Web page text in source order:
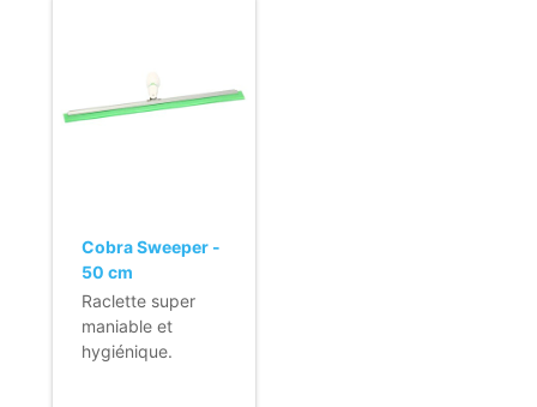
Cobra Sweeper -
50 cm
Raclette super
maniable et
hygiénique.